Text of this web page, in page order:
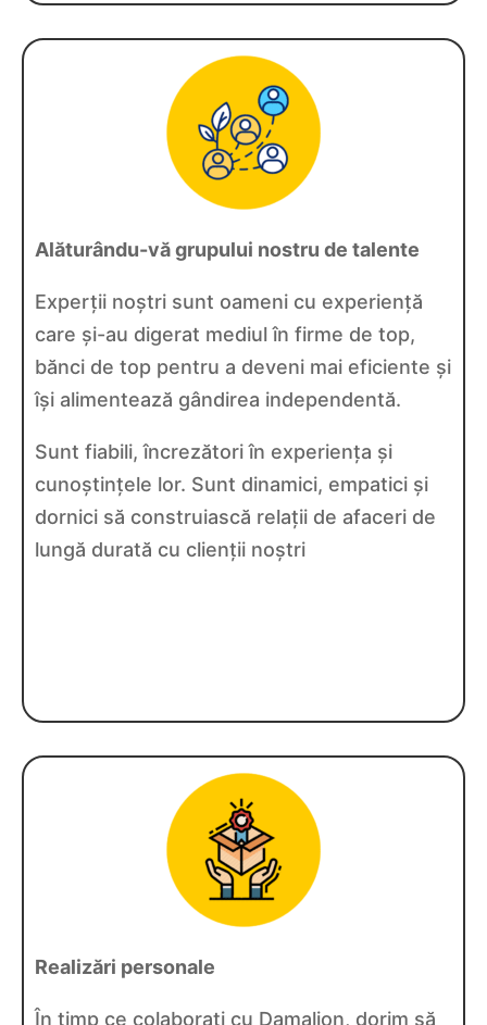
Alăturându-vă grupului nostru de talente
Experții noștri sunt oameni cu experiență
care și-au digerat mediul în firme de top,
bănci de top pentru a deveni mai eficiente și
își alimentează gândirea independentă.
Sunt fiabili, încrezători în experiența și
cunoștințele lor. Sunt dinamici, empatici și
dornici să construiască relații de afaceri de
lungă durată cu clienții noștri
Realizări personale
În timp ce colaborați cu Damalion, dorim să